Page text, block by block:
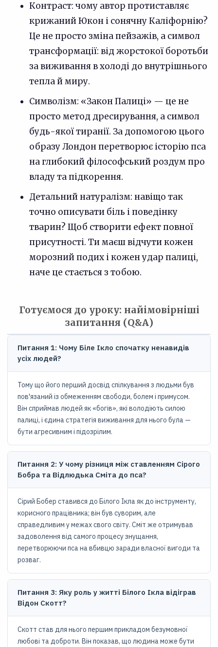
Контраст: чому автор протиставляє
крижаний Юкон і сонячну Каліфорнію?
Це не просто зміна пейзажів, а символ
трансформації: від жорстокої боротьби
за виживання в холоді до внутрішнього
тепла й миру.
Символізм: «Закон Палиці» — це не
просто метод дресирування, а символ
будь-якої тиранії. За допомогою цього
образу Лондон перетворює історію пса
на глибокий філософський роздум про
владу та підкорення.
Детальний натуралізм: навіщо так
точно описувати біль і поведінку
тварин? Щоб створити ефект повної
присутності. Ти маєш відчути кожен
морозний подих і кожен удар палиці,
наче це стається з тобою.
Готуємося до уроку: найімовірніші
запитання (Q&A)
Питання 1: Чому Біле Ікло спочатку ненавидів
усіх людей?
Тому що його перший досвід спілкування з людьми був
пов'язаний із обмеженням свободи, болем і примусом.
Він сприймав людей як «богів», які володіють силою
палиці, і єдина стратегія виживання для нього була —
бути агресивним і підозрілим.
Питання 2: У чому різниця між ставленням Сірого
Бобра та Відлюдька Сміта до пса?
Сірий Бобер ставився до Білого Ікла як до інструменту,
корисного працівника; він був суворим, але
справедливим у межах свого світу. Сміт же отримував
задоволення від самого процесу знущання,
перетворюючи пса на вбивцю заради власної вигоди та
розваг.
Питання 3: Яку роль у житті Білого Ікла відіграв
Відон Скотт?
Скотт став для нього першим прикладом безумовної
любові та доброти. Він показав, що людина може бути